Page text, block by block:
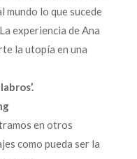
mundo lo que sucede
experiencia de Ana
la utopía en una
en otros
como pueda ser la